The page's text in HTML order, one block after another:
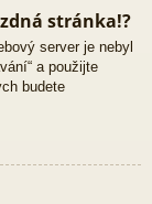
stránka!?
server je nebyl
a použijte
budete